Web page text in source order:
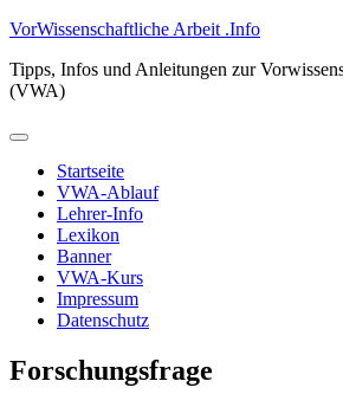
Zum
springen
VorWissenschaftliche Arbeit .Info
Tipps, Infos und Anleitungen zur
(VWA)
Primäres
Startseite
VWA-Ablauf
Lehrer-Info
Lexikon
Banner
VWA-Kurs
Impressum
Datenschutz
Forschungsfrage